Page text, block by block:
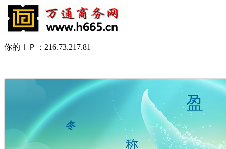
你的ＩＰ：216.73.217.81